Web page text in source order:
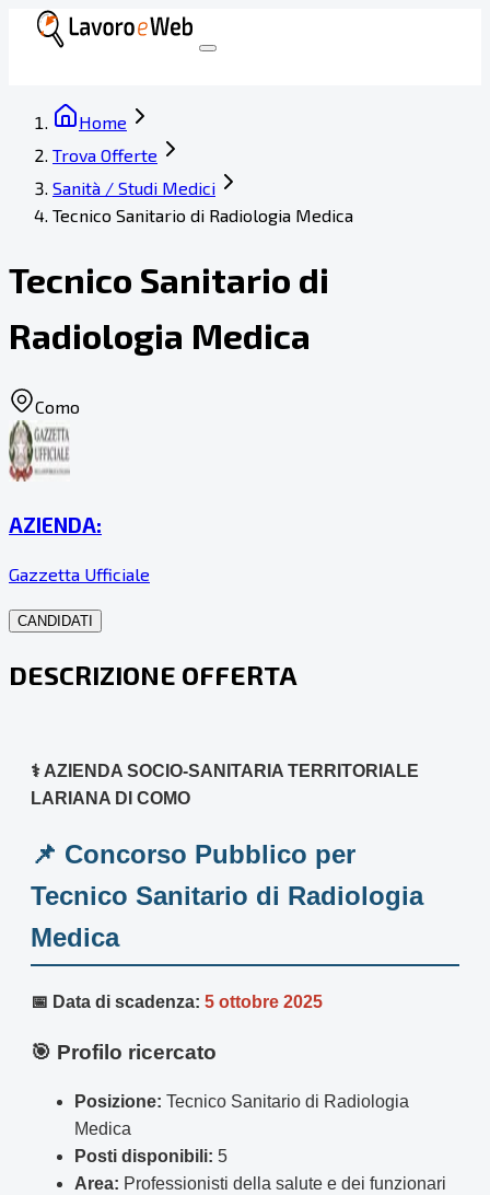
Home
Trova Offerte
Sanità / Studi Medici
Tecnico Sanitario di Radiologia Medica
Tecnico Sanitario di
Radiologia Medica
Como
AZIENDA:
Gazzetta Ufficiale
CANDIDATI
DESCRIZIONE OFFERTA
⚕️ AZIENDA SOCIO-SANITARIA TERRITORIALE
LARIANA DI COMO
📌 Concorso Pubblico per
Tecnico Sanitario di Radiologia
Medica
📅 Data di scadenza: 5 ottobre 2025
🎯 Profilo ricercato
Posizione: Tecnico Sanitario di Radiologia
Medica
Posti disponibili: 5
Area: Professionisti della salute e dei funzionari